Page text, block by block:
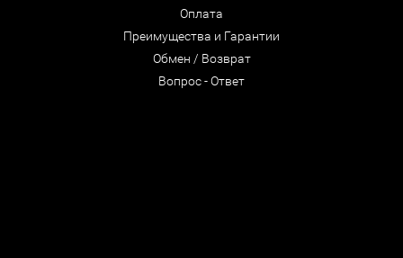
Оплата
Преимущества и Гарантии
Обмен / Возврат
Вопрос - Ответ